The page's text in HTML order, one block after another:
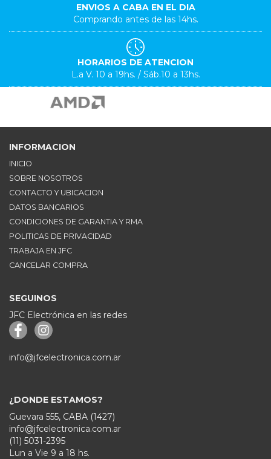
ENVIOS A CABA EN EL DIA
Comprando antes de las 14hs.
HORARIOS DE ATENCION
L.a V. 10 a 19hs. / Sáb.10 a 13hs.
INFORMACION
INICIO
SOBRE NOSOTROS
CONTACTO Y UBICACION
DATOS BANCARIOS
CONDICIONES DE GARANTIA Y RMA
POLITICAS DE PRIVACIDAD
TRABAJA EN JFC
CANCELAR COMPRA
SEGUINOS
JFC Electrónica en las redes
info@jfcelectronica.com.ar
¿DONDE ESTAMOS?
Guevara 555, CABA (1427)
info@jfcelectronica.com.ar
(11) 5031-2395
Lun a Vie 9 a 18 hs.